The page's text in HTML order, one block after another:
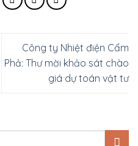
Công ty Nhiệt điện Cẩm
Phả: Thư mời khảo sát chào
giá dự toán vật tư